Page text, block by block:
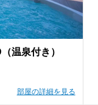
温泉付き）
部屋の詳細を見る